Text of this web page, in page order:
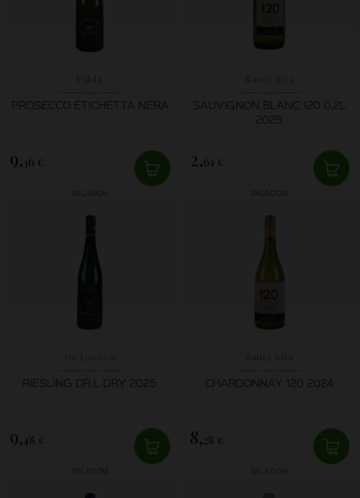
PROSECCO ETICHETTA NERA
9, 36 €
SKLADOM
SAUVIGNON BLANC 120 0,2L
2025
2,61 €
SKLADOM
RIESLING DR.L DRY 2025
9,48 €
SKLADOM
CHARDONNAY 120 2024
8,28 €
SKLADOM